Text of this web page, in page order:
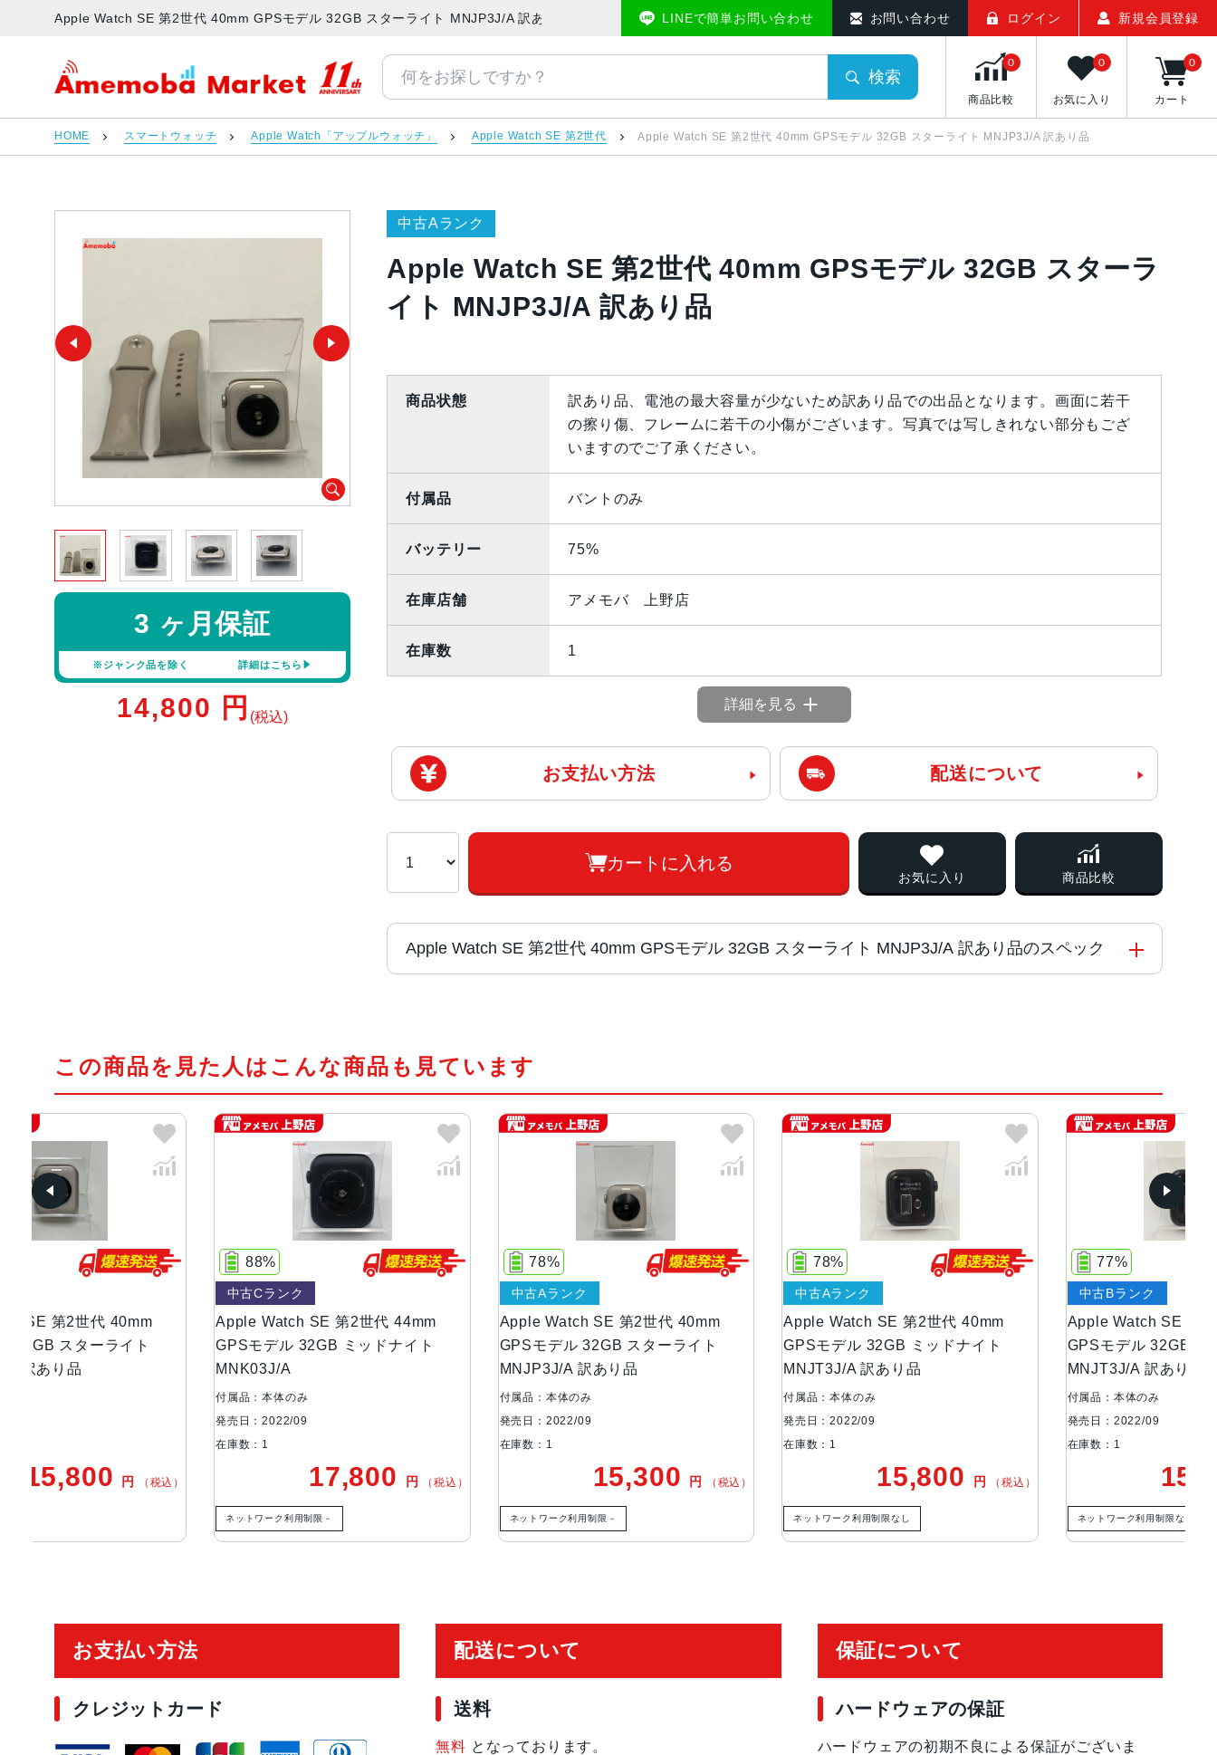
Apple Watch SE 第2世代 40mm GPSモデル 32GB スターライト MNJP3J/A 訳あり品 | 中古スマホ販売のアメモバマーケット
LINEで簡単お問い合わせ お問い合わせ ログイン 新規会員登録
アメモバマーケット
検索
商品比較
0
お気に入り
0
カート
0
HOME スマートウォッチ Apple Watch「アップルウォッチ」 Apple Watch SE 第2世代 Apple Watch SE 第2世代 40mm GPSモデル 32GB スターライト MNJP3J/A 訳あり品
中古Aランク
Apple Watch SE 第2世代 40mm GPSモデル 32GB スターラ
イト MNJP3J/A 訳あり品
3 ヶ月保証
※ジャンク品を除く 詳細はこちら
14,800 円 (税込)
商品状態
訳あり品、電池の最大容量が少ないため訳あり品での出品となります。画面に若干
の擦り傷、フレームに若干の小傷がございます。写真では写しきれない部分もござ
いますのでご了承ください。
付属品 バントのみ
バッテリー 75%
在庫店舗 アメモバ 上野店
在庫数 1
詳細を見る
お支払い方法 配送について
カートに入れる
お気に入り 商品比較
Apple Watch SE 第2世代 40mm GPSモデル 32GB スターライト MNJP3J/A 訳あり品のスペック
ディスプレイ LTPO OLED Retinaディスプレイ
ケースサイズ・重
44mm、40mm
44mmケース：44mm x 38mm x 10.7mm
32.9 g（GPSモデル）
33.0 g（GPS + Cellularモデル）
40mmケース：40mm x 34mm x 10.7mm
26.4 g（GPSモデル）
27.8 g（GPS + Cellularモデル）
リチャージャブルリチウムイオンバッテリー内蔵
発売日 2022年9月16日
この商品を見た人はこんな商品も見ています
Apple Watch SE 第2世代 44mm
GPSモデル 32GB ミッドナイト
MNK03J/A
88%
17,800 （税込）
Apple Watch SE 第2世代 40mm
GPSモデル 32GB スターライト
78%
15,300 （税込）
Apple Watch SE 第2世代 40mm
GPSモデル 32GB ミッドナイト
MNJT3J/A 訳あり品
78%
15,800 （税込）
Apple Watch SE 第2世代 40mm
GPSモデル 32GB ミッドナイト
MNJT3J/A 訳あり品
77%
15,800 （税込）
お支払い方法
クレジットカード
配送について
送料
無料 となっております。
保証について
ハードウェアの保証
ハードウェアの初期不良による保証がございま